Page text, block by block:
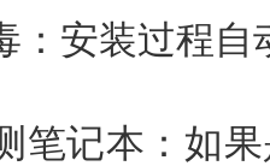
安装过程自
记本：如果